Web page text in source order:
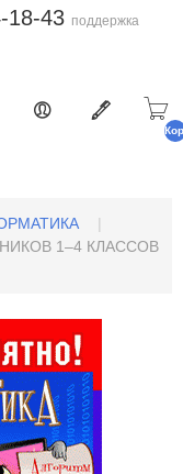
18-43 поддержка
|
1–4 КЛАССОВ